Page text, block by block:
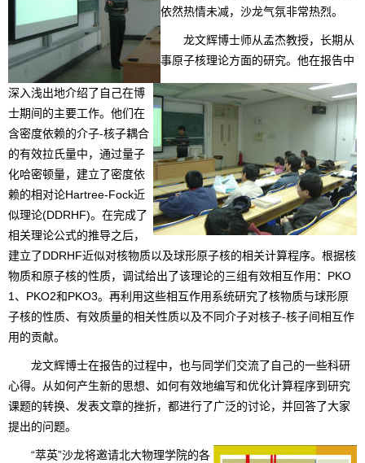
依然热情未减，沙龙气氛非常热烈。
龙文辉博士师从孟杰教授，长期从
事原子核理论方面的研究。他在报告中
深入浅出地介绍了自己在博
士期间的主要工作。他们在
含密度依赖的介子-核子耦合
的有效拉氏量中，通过量子
化哈密顿量，建立了密度依
赖的相对论Hartree-Fock近
似理论(DDRHF)。在完成了
相关理论公式的推导之后，
建立了DDRHF近似对核物质以及球形原子核的相关计算程序。根据核
物质和原子核的性质，调试给出了该理论的三组有效相互作用：PKO
1、PKO2和PKO3。再利用这些相互作用系统研究了核物质与球形原
子核的性质、有效质量的相关性质以及不同介子对核子-核子间相互作
用的贡献。
龙文辉博士在报告的过程中，也与同学们交流了自己的一些科研
心得。从如何产生新的思想、如何有效地编写和优化计算程序到研究
课题的转换、发表文章的挫折，都进行了广泛的讨论，并回答了大家
提出的问题。
“萃英”沙龙将邀请北大物理学院的各